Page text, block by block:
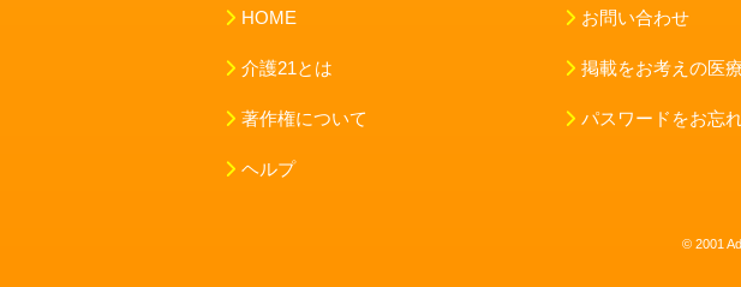
HOME
介護21とは
著作権について
ヘルプ
お問い合わせ
掲載をお考えの医
パスワードをお忘
© 2001